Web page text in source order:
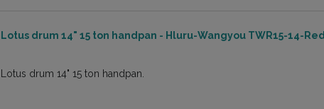
Lotus drum 14" 15 ton handpan - Hluru-Wangyou TWR15-14-Red
Lotus drum 14" 15 ton handpan.